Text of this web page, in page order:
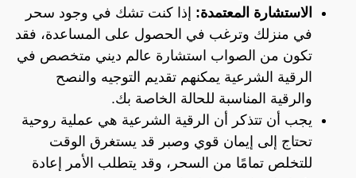
الاستشارة المعتمدة: إذا كنت تشك في وجود سحر
في منزلك وترغب في الحصول على المساعدة، فقد
تكون من الصواب استشارة عالم ديني متخصص في
الرقية الشرعية يمكنهم تقديم التوجيه والنصح
والرقية المناسبة للحالة الخاصة بك.
يجب أن تتذكر أن الرقية الشرعية هي عملية روحية
تحتاج إلى إيمان قوي وصبر قد يستغرق الوقت
للتخلص تمامًا من السحر، وقد يتطلب الأمر إعادة